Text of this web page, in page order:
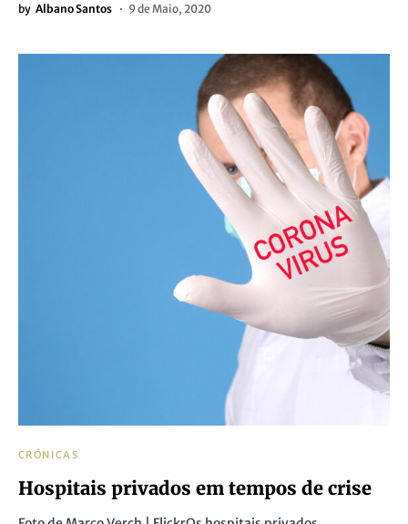
by Albano Santos 9 de Maio, 2020
CRÓNICAS
Hospitais privados em tempos de crise